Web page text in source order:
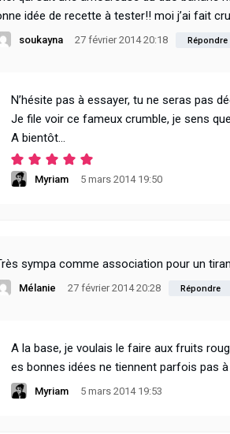
idée de recette à tester!! moi j’ai fait
soukayna 27 février 2014 20:18 Répondre
N’hésite pas à essayer, tu ne seras pas
Je file voir ce fameux crumble, je sens
A bientôt…
Myriam 5 mars 2014 19:50
sympa comme association pour un
Mélanie 27 février 2014 20:28 Répondre
A la base, je voulais le faire aux fruits
es bonnes idées ne tiennent parfois pas
Myriam 5 mars 2014 19:53